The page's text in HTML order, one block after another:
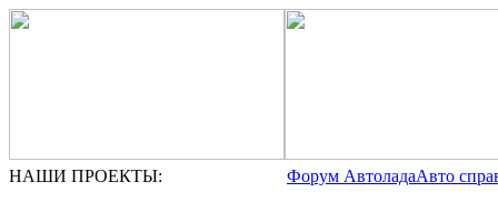
НАШИ ПРОЕКТЫ: Форум АвтоладаАвто